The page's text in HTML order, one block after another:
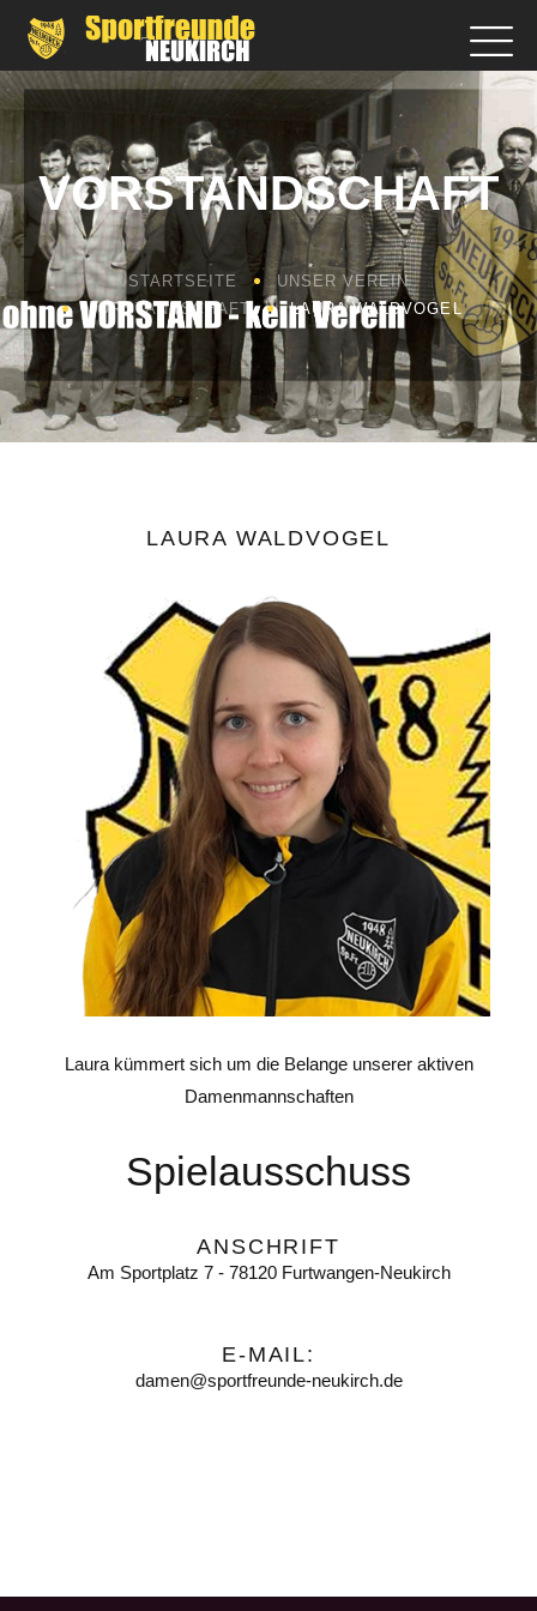
VORSTANDSCHAFT
STARTSEITE
UNSER VEREIN
VORSTANDSCHAFT
LAURA WALDVOGEL
LAURA WALDVOGEL
Laura kümmert sich um die Belange unserer aktiven
Damenmannschaften
Spielausschuss
ANSCHRIFT
Am Sportplatz 7 - 78120 Furtwangen-Neukirch
E-MAIL:
damen@sportfreunde-neukirch.de